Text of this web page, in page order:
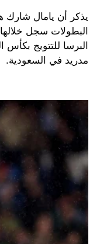
البرسا للتتويج
مدريد في السعودية.